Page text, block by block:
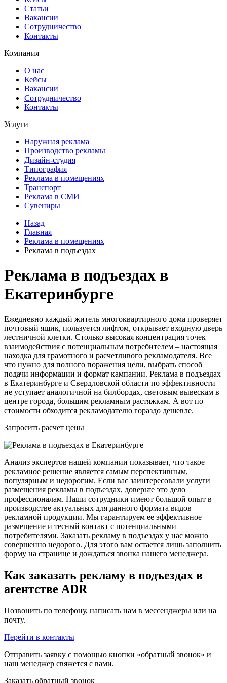
Статьи
Вакансии
Сотрудничество
Контакты
Компания
О нас
Кейсы
Вакансии
Сотрудничество
Контакты
Услуги
Наружная реклама
Производство рекламы
Дизайн-студия
Типография
Реклама в помещениях
Транспорт
Реклама в СМИ
Сувениры
Назад
Главная
Реклама в помещениях
Реклама в подъездах
Реклама в подъездах в
Екатеринбурге
Ежедневно каждый житель многоквартирного дома проверяет
почтовый ящик, пользуется лифтом, открывает входную дверь
лестничной клетки. Столько высокая концентрация точек
взаимодействия с потенциальным потребителем – настоящая
находка для грамотного и расчетливого рекламодателя. Все
что нужно для полного поражения цели, выбрать способ
подачи информации и формат кампании. Реклама в подъездах
в Екатеринбурге и Свердловской области по эффективности
не уступает аналогичной на билбордах, световым вывескам в
центре города, большим рекламным растяжкам. А вот по
стоимости обходится рекламодателю гораздо дешевле.
Запросить расчет цены
Анализ экспертов нашей компании показывает, что такое
рекламное решение является самым перспективным,
популярным и недорогим. Если вас заинтересовали услуги
размещения рекламы в подъездах, доверьте это дело
профессионалам. Наши сотрудники имеют большой опыт в
производстве актуальных для данного формата видов
рекламной продукции. Мы гарантируем ее эффективное
размещение и тесный контакт с потенциальными
потребителями. Заказать рекламу в подъездах у нас можно
совершенно недорого. Для этого вам остается лишь заполнить
форму на странице и дождаться звонка нашего менеджера.
Как заказать рекламу в подъездах в
агентстве ADR
Позвонить по телефону, написать нам в мессенджеры или на
почту.
Перейти в контакты
Отправить заявку с помощью кнопки «обратный звонок» и
наш менеджер свяжется с вами.
Заказать обратный звонок